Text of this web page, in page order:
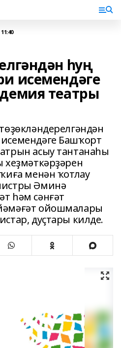
һуң
исемендәге
театры
Башҡорт
асыу тантанаһы
менән ҡотлау
Әминә
һәм сәнғәт
ойошмалары
дуҫтары килде.